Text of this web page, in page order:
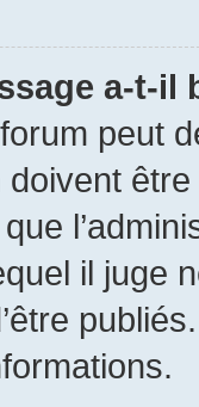
a-t-il
peut
il juge